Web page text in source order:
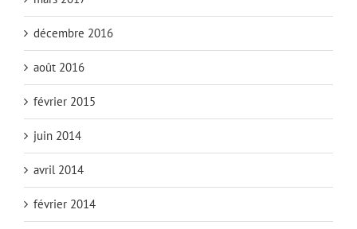
décembre 2016
août 2016
février 2015
juin 2014
avril 2014
février 2014